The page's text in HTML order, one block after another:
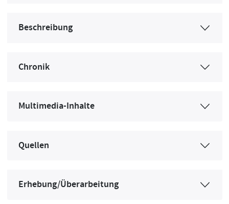
Beschreibung
Chronik
Multimedia-Inhalte
Quellen
Erhebung/Überarbeitung